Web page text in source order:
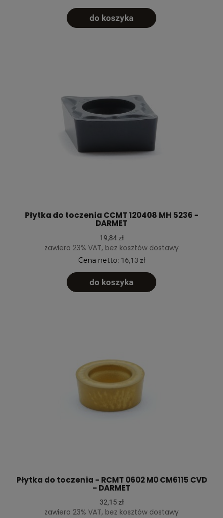
do koszyka
Płytka do toczenia CCMT 120408 MH 5236 -
DARMET
19,84 zł
zawiera 23% VAT, bez kosztów dostawy
Cena netto: 16,13 zł
do koszyka
Płytka do toczenia - RCMT 0602 M0 CM6115 CVD
- DARMET
32,15 zł
zawiera 23% VAT, bez kosztów dostawy